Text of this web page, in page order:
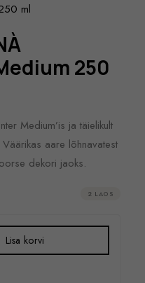
ml
250
Medium’is ja täielikult
Väärikas aare lõhnavatest
dekori jaoks.
2 LAOS
Lisa korvi